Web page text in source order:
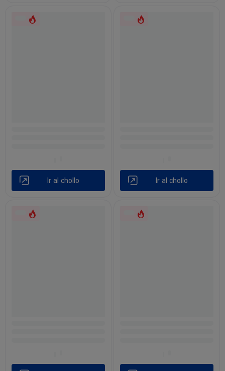
Ir al chollo Ir al chollo